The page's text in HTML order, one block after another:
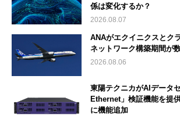
係は変化するか？
2026.08.07
ANAがエクイニクスとク
ネットワーク構築期間が
2026.08.06
東陽テクニカがAIデータ
Ethernet」検証機能を提
に機能追加